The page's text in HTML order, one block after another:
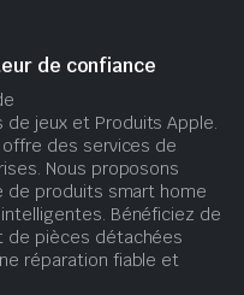
de confiance
de jeux et Produits Apple.
offre des services de
Nous proposons
de produits smart home
Bénéficiez de
de pièces détachées
réparation fiable et